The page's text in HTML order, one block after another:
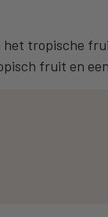
tropische
fruit en